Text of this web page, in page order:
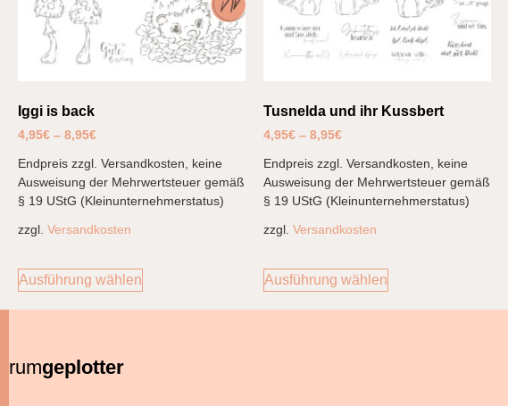
Iggi is back
4,95€ – 8,95€
Endpreis zzgl. Versandkosten, keine
Ausweisung der Mehrwertsteuer gemäß
§ 19 UStG (Kleinunternehmerstatus)
zzgl. Versandkosten
Ausführung wählen
Tusnelda und ihr Kussbert
4,95€ – 8,95€
Endpreis zzgl. Versandkosten, keine
Ausweisung der Mehrwertsteuer gemäß
§ 19 UStG (Kleinunternehmerstatus)
zzgl. Versandkosten
Ausführung wählen
rumgeplotter